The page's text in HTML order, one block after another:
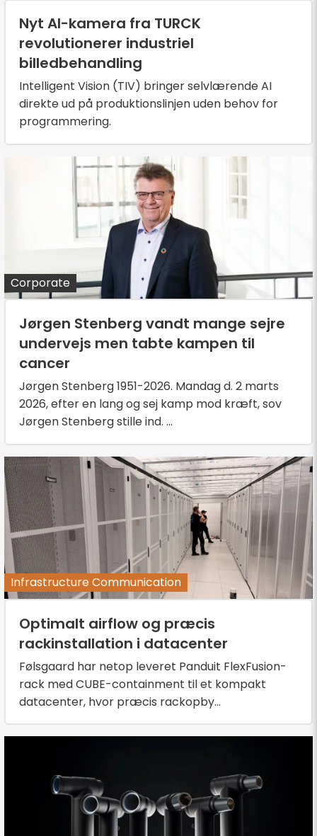
Nyt AI-kamera fra TURCK
revolutionerer industriel
billedbehandling
Intelligent Vision (TIV) bringer selvlærende AI
direkte ud på produktionslinjen uden behov for
programmering.
Corporate
Jørgen Stenberg vandt mange sejre
undervejs men tabte kampen til
cancer
Jørgen Stenberg 1951-2026. Mandag d. 2 marts
2026, efter en lang og sej kamp mod kræft, sov
Jørgen Stenberg stille ind. ...
Infrastructure Communication
Optimalt airflow og præcis
rackinstallation i datacenter
Følsgaard har netop leveret Panduit FlexFusion-
rack med CUBE-containment til et kompakt
datacenter, hvor præcis rackopby...